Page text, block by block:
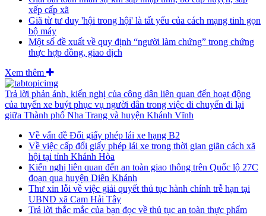
xếp cấp xã
Giã từ tư duy 'hội trong hội' là tất yếu của cách mạng tinh gọn
bộ máy
Một số đề xuất về quy định “người làm chứng” trong chứng
thực hợp đồng, giao dịch
Xem thêm
Trả lời phản ánh, kiến nghị của công dân liên quan đến hoạt động
của tuyến xe buýt phục vụ người dân trong việc di chuyển đi lại
giữa Thành phố Nha Trang và huyện Khánh Vĩnh
Về vấn đề Đổi giấy phép lái xe hạng B2
Về việc cấp đổi giấy phép lái xe trong thời gian giãn cách xã
hội tại tỉnh Khánh Hòa
Kiến nghị liên quan đến an toàn giao thông trên Quốc lộ 27C
đoạn qua huyện Diên Khánh
Thư xin lỗi về việc giải quyết thủ tục hành chính trễ hạn tại
UBND xã Cam Hải Tây
Trả lời thắc mắc của bạn đọc về thủ tục an toàn thực phẩm